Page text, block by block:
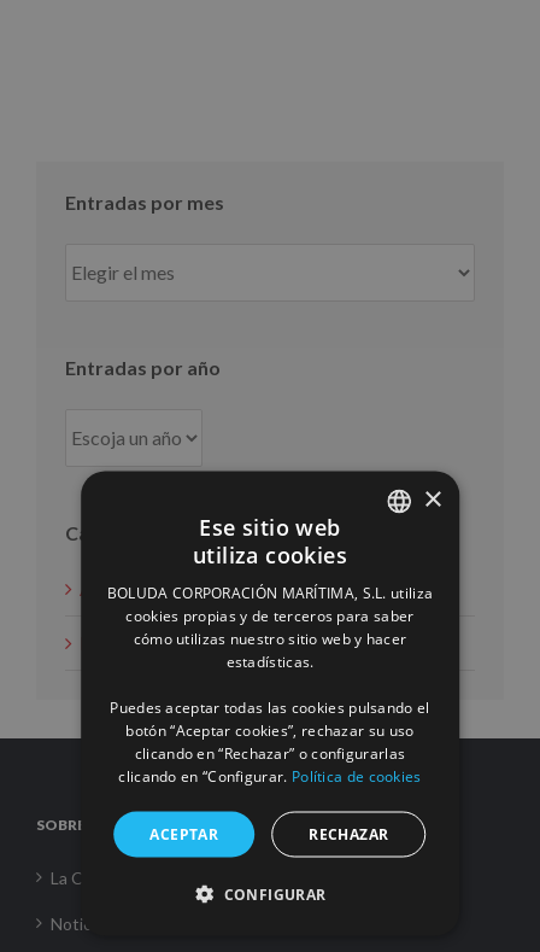
Entradas por mes
por
Entradas por año
Categorías
Acción social
Noticias
SOBRE NOSOTROS
La Corporación
Noticias
ENGLISH
FRENCH
×
Ese sitio web
utiliza cookies
BOLUDA CORPORACIÓN MARÍTIMA, S.L. utiliza
cookies propias y de terceros para saber
cómo utilizas nuestro sitio web y hacer
estadísticas.
Puedes aceptar todas las cookies pulsando el
botón “Aceptar cookies”, rechazar su uso
clicando en “Rechazar” o configurarlas
clicando en “Configurar. Política de cookies
ACEPTAR RECHAZAR
CONFIGURAR